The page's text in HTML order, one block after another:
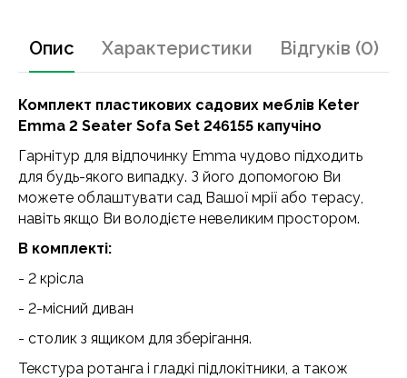
Опис Характеристики Відгуків (0)
Комплект пластикових садових меблів Keter
Emma 2 Seater Sofa Set 246155 капучіно
Гарнітур для відпочинку Emma чудово підходить
для будь-якого випадку. З його допомогою Ви
можете облаштувати сад Вашої мрії або терасу,
навіть якщо Ви володієте невеликим простором.
В комплекті:
- 2 крісла
- 2-місний диван
- столик з ящиком для зберігання.
Текстура ротанга і гладкі підлокітники, а також